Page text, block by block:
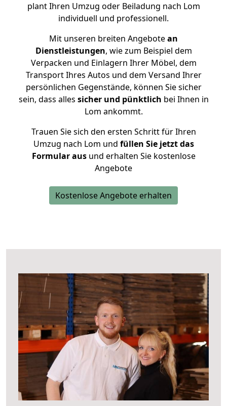
plant Ihren Umzug oder Beiladung nach Lom
individuell und professionell.
Mit unseren breiten Angebotean
Dienstleistungen, wie zum Beispiel dem
Verpacken und Einlagern Ihrer Möbel, dem
Transport Ihres Autos und dem Versand Ihrer
persönlichen Gegenstände, können Sie sicher
sein, dass alles sicher und pünktlich bei Ihnen in
Lom ankommt.
Trauen Sie sich den ersten Schritt für Ihren
Umzug nach Lom und füllen Sie jetzt das
Formular ausund erhalten Sie kostenlose
Angebote
Kostenlose Angebote erhalten